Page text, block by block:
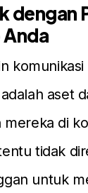
dengan
aset
mereka di
tidak
untuk